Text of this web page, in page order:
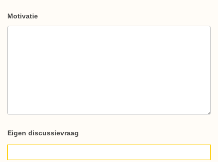
Motivatie
Eigen discussievraag